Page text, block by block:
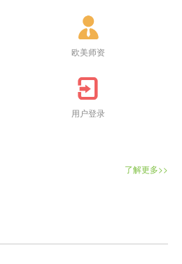
欧美师资
用户登录
了解更多>>